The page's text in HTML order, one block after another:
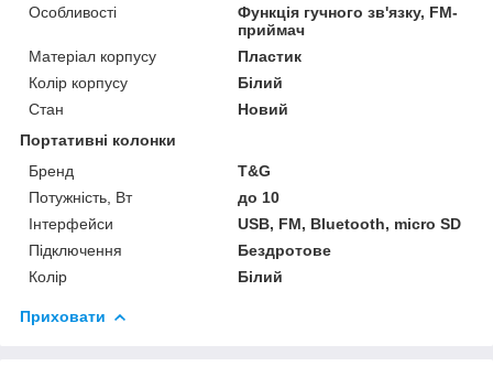
Особливості
Функція гучного зв'язку, FM-
приймач
Матеріал корпусу
Пластик
Колір корпусу
Білий
Стан
Новий
Портативні колонки
Бренд
T&G
Потужність, Вт
до 10
Інтерфейси
USB, FM, Bluetooth, micro SD
Підключення
Бездротове
Колір
Білий
Приховати